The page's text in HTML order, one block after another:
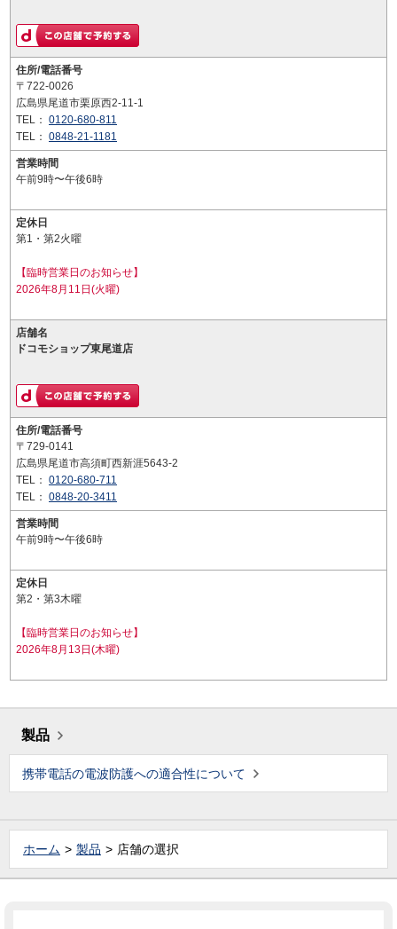
住所/電話番号
〒722-0026
広島県尾道市栗原西2-11-1
TEL： 0120-680-811
TEL： 0848-21-1181
営業時間
午前9時〜午後6時
定休日
第1・第2火曜
【臨時営業日のお知らせ】
2026年8月11日(火曜)
店舗名
ドコモショップ東尾道店
住所/電話番号
〒729-0141
広島県尾道市高須町西新涯5643-2
TEL： 0120-680-711
TEL： 0848-20-3411
営業時間
午前9時〜午後6時
定休日
第2・第3木曜
【臨時営業日のお知らせ】
2026年8月13日(木曜)
製品
携帯電話の電波防護への適合性について
ホーム 製品 店舗の選択